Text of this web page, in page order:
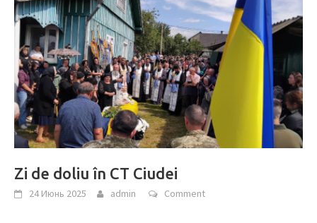
Zi de doliu în CT Ciudei
24 Июнь 2025 admin Comment